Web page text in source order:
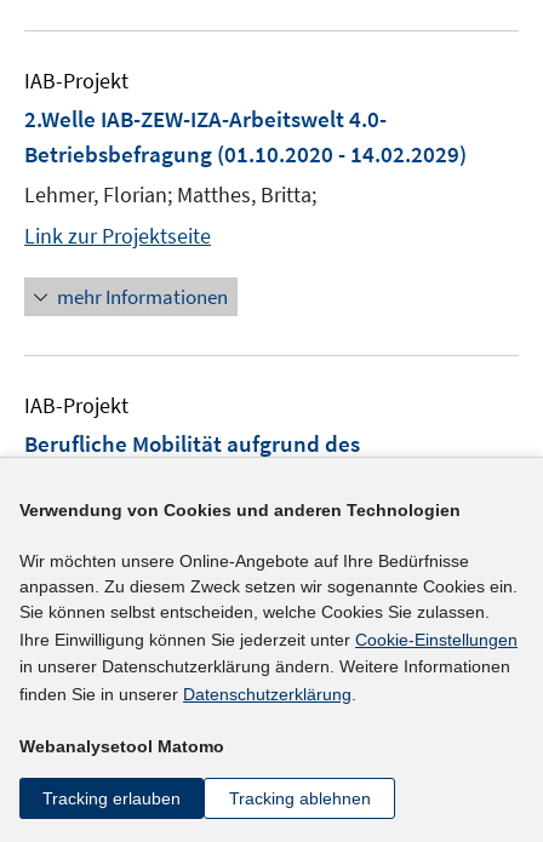
IAB-Projekt
2.Welle IAB-ZEW-IZA-Arbeitswelt 4.0-
Betriebsbefragung (01.10.2020 - 14.02.2029)
Lehmer, Florian; Matthes, Britta;
Link zur Projektseite
mehr Informationen
IAB-Projekt
Berufliche Mobilität aufgrund des
31.12.2022)
Vicari, Basha; Matthes, Britta;
Link zur Projektseite
mehr Informationen
IAB-Projekt
Stellenanzeigen im Lichte der ökologischen und
Verwendung von Cookies und anderen Technologien
Wir möchten unsere Online-Angebote auf Ihre Bedürfnisse
anpassen. Zu diesem Zweck setzen wir sogenannte Cookies ein.
Sie können selbst entscheiden, welche Cookies Sie zulassen.
Ihre Einwilligung können Sie jederzeit unter Cookie-Einstellungen
in unserer Datenschutzerklärung ändern. Weitere Informationen
finden Sie in unserer Datenschutzerklärung.
Webanalysetool Matomo
Tracking erlauben Tracking ablehnen